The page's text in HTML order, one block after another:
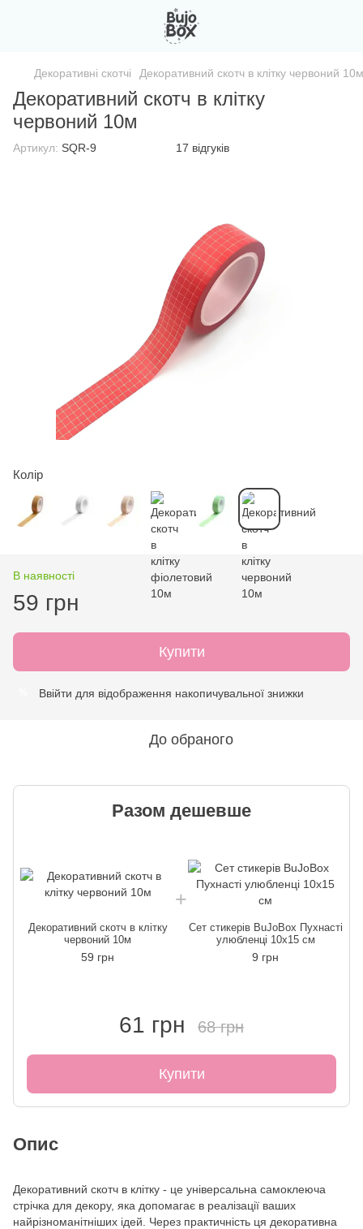
Декоративні скотчі Декоративний скотч в клітку червоний 10м
Декоративний скотч в клітку
червоний 10м
Артикул: SQR-9 17 відгуків
Колір
В наявності
59 грн
Купити
Ввійти для відображення накопичувальної знижки
До обраного
Разом дешевше
Декоративний скотч в клітку
червоний 10м
59 грн
Сет стикерів BuJoBox Пухнасті
улюбленці 10х15 см
9 грн
61 грн 68 грн
Купити
Опис
Декоративний скотч в клітку - це універсальна самоклеюча
стрічка для декору, яка допомагає в реалізації ваших
найрізноманітніших ідей. Через практичність ця декоративна